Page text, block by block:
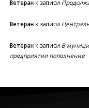
Ветеранк записи
Ветеранк записи
Ветеранк записи В
предприятии пополнение